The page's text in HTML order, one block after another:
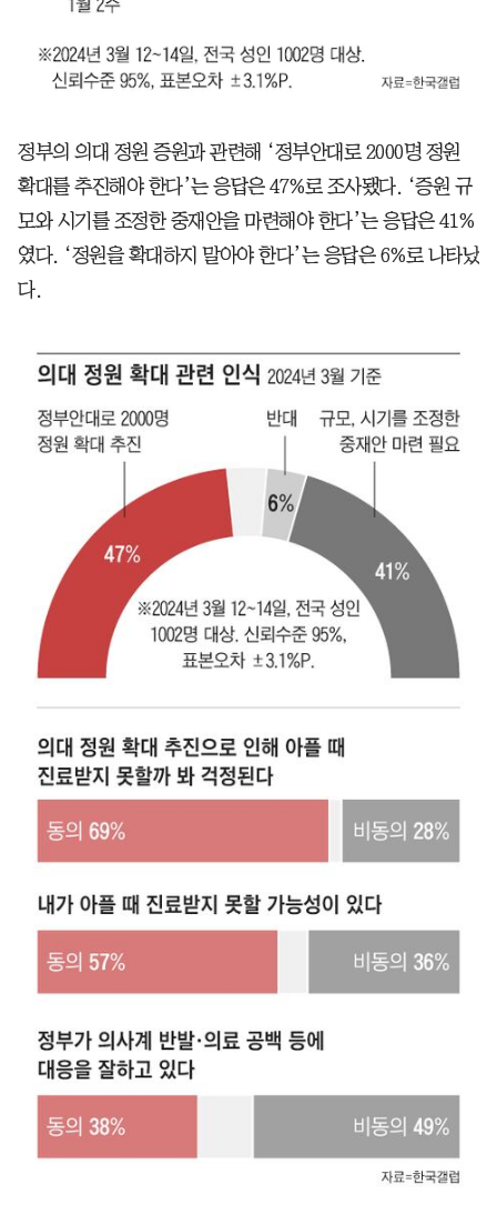
정부의 의대 정원 증원과 관련해 ‘정부안대로 2000명 정원
확대를 추진해야 한다’는 응답은 47%로 조사됐다. ‘증원 규
모와 시기를 조정한 중재안을 마련해야 한다’는 응답은 41%
였다. ‘정원을 확대하지 말아야 한다’는 응답은 6%로 나타났
다.